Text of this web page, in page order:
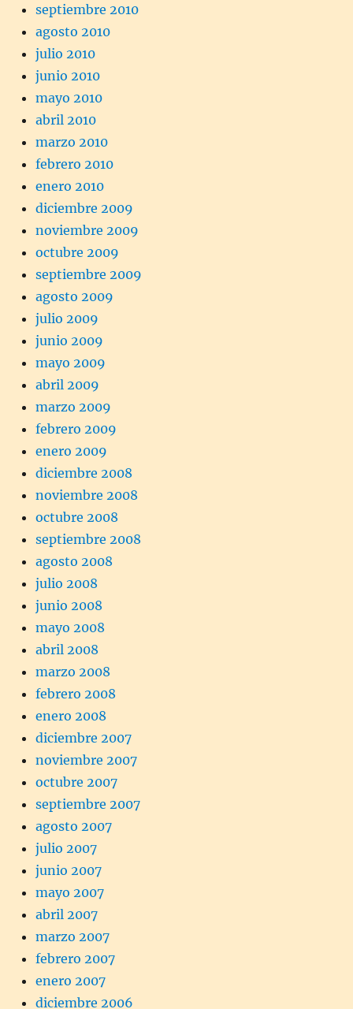
septiembre 2010
agosto 2010
julio 2010
junio 2010
mayo 2010
abril 2010
marzo 2010
febrero 2010
enero 2010
diciembre 2009
noviembre 2009
octubre 2009
septiembre 2009
agosto 2009
julio 2009
junio 2009
mayo 2009
abril 2009
marzo 2009
febrero 2009
enero 2009
diciembre 2008
noviembre 2008
octubre 2008
septiembre 2008
agosto 2008
julio 2008
junio 2008
mayo 2008
abril 2008
marzo 2008
febrero 2008
enero 2008
diciembre 2007
noviembre 2007
octubre 2007
septiembre 2007
agosto 2007
julio 2007
junio 2007
mayo 2007
abril 2007
marzo 2007
febrero 2007
enero 2007
diciembre 2006